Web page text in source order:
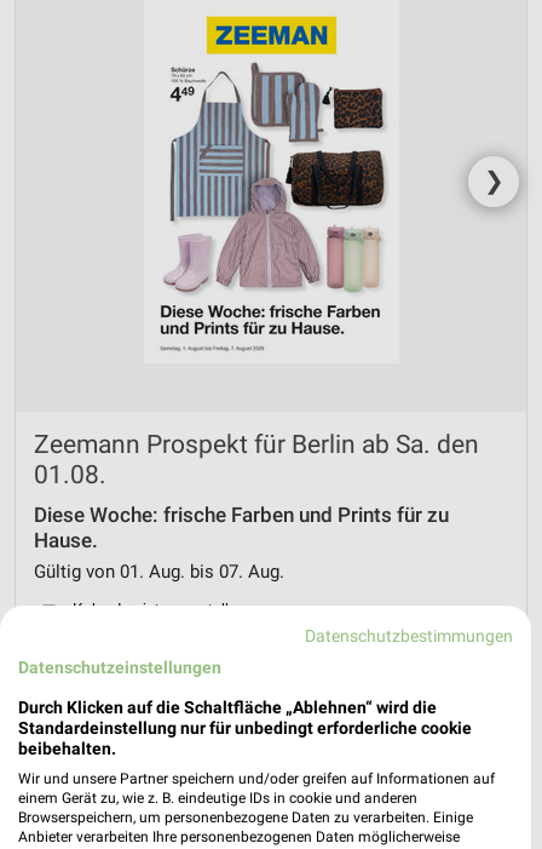
❯
Zeemann Prospekt für Berlin ab Sa. den
01.08.
Diese Woche: frische Farben und Prints für zu
Hause.
Gültig von 01. Aug. bis 07. Aug.
📅 Kalendereintrag erstellen
PROSPEKT BLÄTTERN
SOMMER & SONNE
Datenschutzbestimmungen
Datenschutzeinstellungen
Durch Klicken auf die Schaltfläche „Ablehnen“ wird die
Standardeinstellung nur für unbedingt erforderliche cookie
beibehalten.
Wir und unsere Partner speichern und/oder greifen auf Informationen auf
einem Gerät zu, wie z. B. eindeutige IDs in cookie und anderen
Browserspeichern, um personenbezogene Daten zu verarbeiten. Einige
Anbieter verarbeiten Ihre personenbezogenen Daten möglicherweise